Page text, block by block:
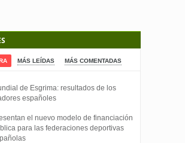
MÁS LEÍDAS MÁS COMENTADAS
de Esgrima: resultados de los
españoles
el nuevo modelo de financiación
para las federaciones deportivas